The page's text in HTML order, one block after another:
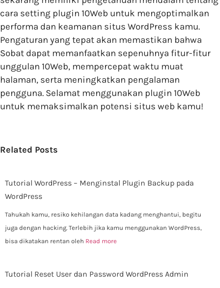
cara setting plugin 10Web untuk mengoptimalkan
performa dan keamanan situs WordPress kamu.
Pengaturan yang tepat akan memastikan bahwa
Sobat dapat memanfaatkan sepenuhnya fitur-fitur
unggulan 10Web, mempercepat waktu muat
halaman, serta meningkatkan pengalaman
pengguna. Selamat menggunakan plugin 10Web
untuk memaksimalkan potensi situs web kamu!
Related Posts
Tutorial WordPress – Menginstal Plugin Backup pada
WordPress
Tahukah kamu, resiko kehilangan data kadang menghantui, begitu
juga dengan hacking. Terlebih jika kamu menggunakan WordPress,
bisa dikatakan rentan oleh Read more
Tutorial Reset User dan Password WordPress Admin